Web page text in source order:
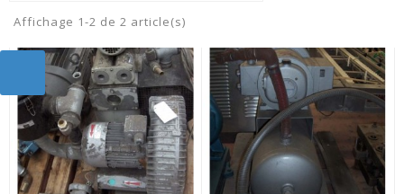
Affichage 1-2 de 2 article(s)